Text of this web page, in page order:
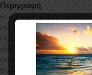
Περιγραφή
Η αεροτομή οροφής για το
σκληρή Πολυουρεθάνη
Πολυουρεθάνη είναι ένα πιο
εξαιρετική εφαρμογή. Όλες οι
αλουμινίου για αυξημένη
Είναι ελεγμένα για